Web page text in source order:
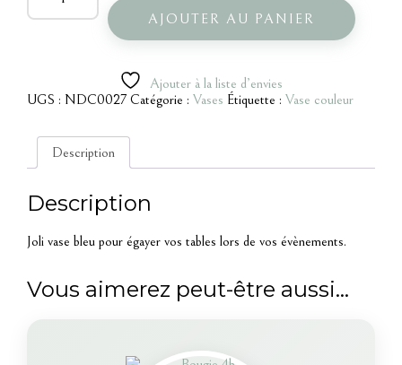
Vase
AJOUTER AU PANIER
Ajouter à la liste d’envies
UGS : NDC0027 Catégorie : Vases Étiquette : Vase couleur
Description
Description
Joli vase bleu pour égayer vos tables lors de vos évènements.
Vous aimerez peut-être aussi…